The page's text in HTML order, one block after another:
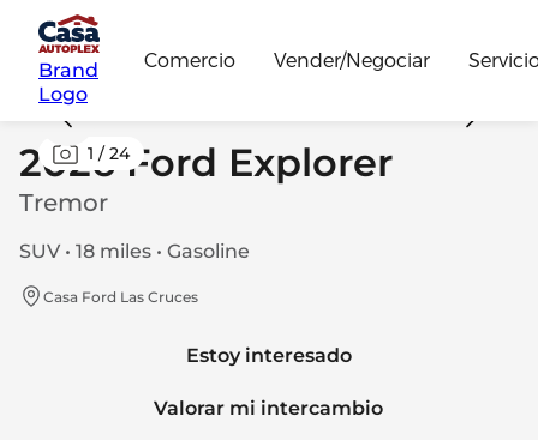
Brand
Logo
Comercio Vender/Negociar
1 /24
2026 Ford Explorer
Tremor
SUV • 18 miles • Gasoline
Casa Ford Las Cruces
Estoy interesado
Valorar mi intercambio